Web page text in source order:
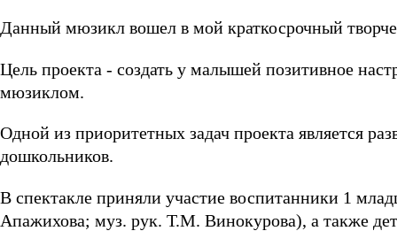
Данный мюзикл вошел в мой краткосрочный
Цель проекта - создать у малышей позитивное
мюзиклом.
Одной из приоритетных задач проекта является
дошкольников.
В спектакле приняли участие воспитанники 1
Апажихова; муз. рук. Т.М. Винокурова), а также